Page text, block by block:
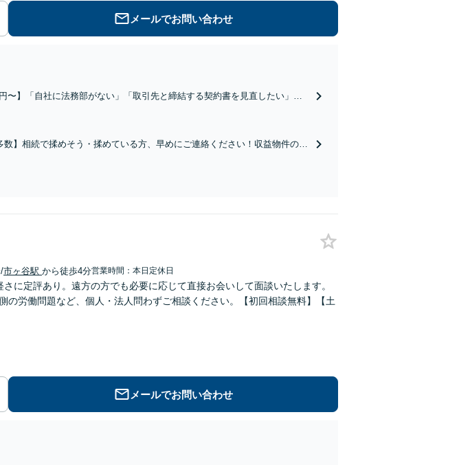
メールでお問い合わせ
〜】「自社に法務部がない」「取引先と締結する契約書を見直したい」法
数】相続で揉めそう・揉めている方、早めにご連絡ください！収益物件の相
/市ヶ谷駅 から徒歩4分営業時間：本日定休日
に定評あり。遠方の方でも必要に応じて直接お会いして面談いたします。
の労働問題など、個人・法人問わずご相談ください。【初回相談無料】【土
メールでお問い合わせ